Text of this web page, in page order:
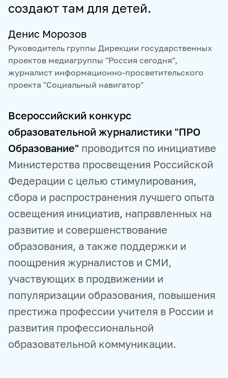
создают там для детей.
Денис Морозов
Руководитель группы Дирекции государственных
проектов медиагруппы "Россия сегодня",
журналист информационно-просветительского
проекта "Социальный навигатор"
Всероссийский конкурс
образовательной журналистики "ПРО
Образование" проводится по инициативе
Министерства просвещения Российской
Федерации с целью стимулирования,
сбора и распространения лучшего опыта
освещения инициатив, направленных на
развитие и совершенствование
образования, а также поддержки и
поощрения журналистов и СМИ,
участвующих в продвижении и
популяризации образования, повышения
престижа профессии учителя в России и
развития профессиональной
образовательной коммуникации.